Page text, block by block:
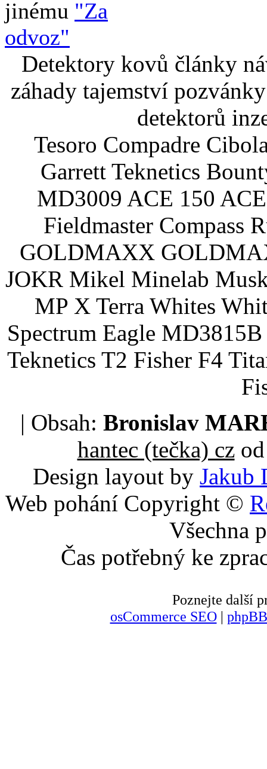
jinému "Za
odvoz"
Detektory kovů články
záhady tajemství
detektorů
Tesoro Compadre
Garrett Teknetics
MD3009 ACE 150
Fieldmaster Compass
GOLDMAXX
JOKR Mikel Minelab
MP X Terra Whites
Spectrum Eagle
Teknetics T2 Fisher F4
| Obsah: Bronislav
hantec (tečka) czod
Design layout by Jakub
Web pohání Copyright ©
Všechna
Čas potřebný ke
Poznejte další
osCommerce SEO|